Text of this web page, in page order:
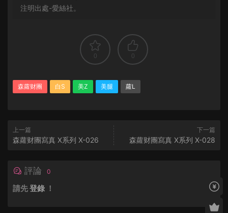
注明出處-愛絲社。
0 0
森蘿财團 白S 美Z 美腿 蘿L
上一篇
森蘿财團寫真 X系列 X-026
下一篇
森蘿财團寫真 X系列 X-028
評論 0
請先登錄 ！